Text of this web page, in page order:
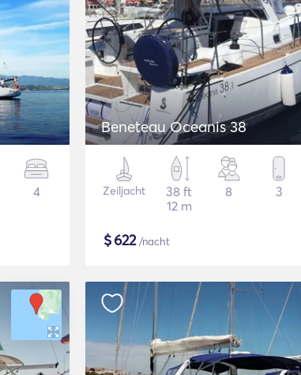
4
Beneteau Oceanis 38
Zeiljacht
38 ft
12 m
8 3
$622/nacht